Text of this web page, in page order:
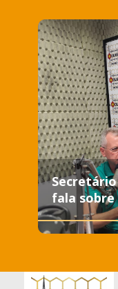
fala sobre